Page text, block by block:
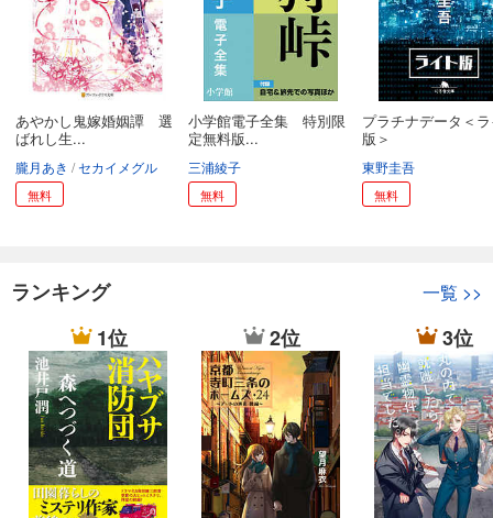
あやかし鬼嫁婚姻譚 選
ばれし生...
朧月あき セカイメグル
無料
小学館電子全集 特別限
定無料版...
三浦綾子
無料
プラチナデータ＜
版＞
東野圭吾
無料
ランキング 一覧 >>
1位 2位 3位